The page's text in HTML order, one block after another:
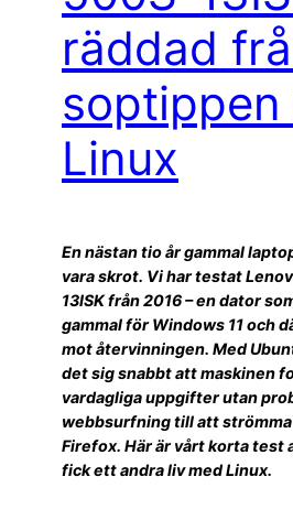
räddad
soptippen
Linux
En nästan tio år gammal
vara skrot. Vi har testat
13ISK från 2016 – en dator
gammal för Windows 11 och
mot återvinningen. Med
det sig snabbt att maskinen
vardagliga uppgifter utan
webbsurfning till att strömma
Firefox. Här är vårt korta test
fick ett andra liv med Linux.